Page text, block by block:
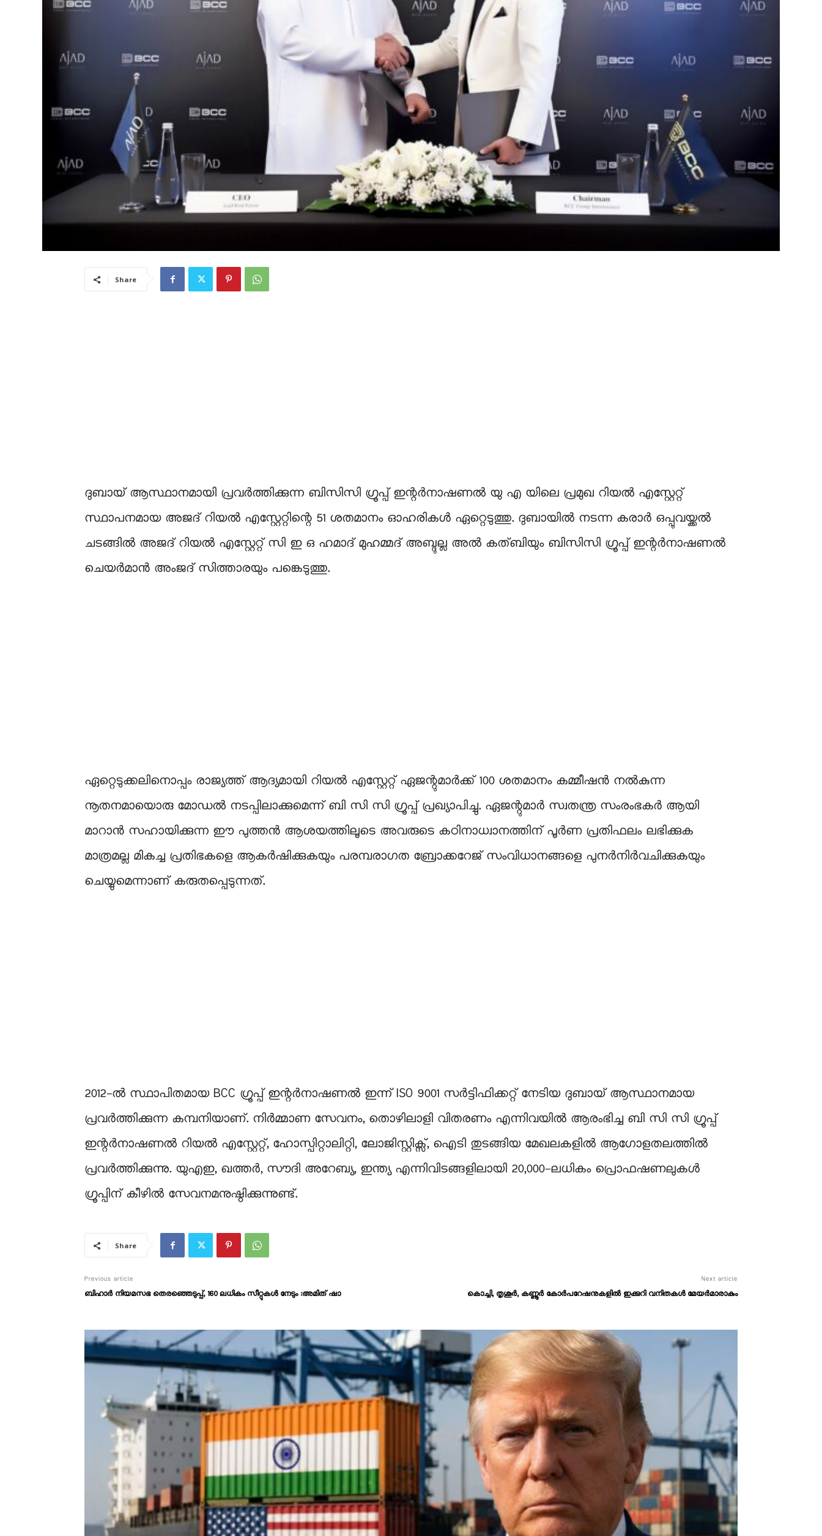
Share
ദുബായ് ആസ്ഥാനമായി പ്രവർത്തിക്കുന്ന ബിസിസി ഗ്രൂപ്പ് ഇന്റർനാഷണൽ യു എ യിലെ പ്രമുഖ റിയൽ എസ്റ്റേറ്റ്
സ്ഥാപനമായ അജദ് റിയൽ എസ്റ്റേറ്റിന്റെ 51 ശതമാനം ഓഹരികൾ ഏറ്റെടുത്തു. ദുബായിൽ നടന്ന കരാർ ഒപ്പുവയ്ക്കൽ
ചടങ്ങിൽ അജദ് റിയൽ എസ്റ്റേറ്റ് സി ഇ ഒ ഹമാദ് മുഹമ്മദ് അബ്ദുല്ല അൽ കത്ബിയും ബിസിസി ഗ്രൂപ്പ് ഇന്റർനാഷണൽ
ചെയർമാൻ അംജദ് സിത്താരയും പങ്കെടുത്തു.
ഏറ്റെടുക്കലിനൊപ്പം രാജ്യത്ത് ആദ്യമായി റിയൽ എസ്റ്റേറ്റ് ഏജന്റുമാർക്ക് 100 ശതമാനം കമ്മീഷൻ നൽകുന്ന
നൂതനമായൊരു മോഡൽ നടപ്പിലാക്കുമെന്ന് ബി സി സി ഗ്രൂപ്പ് പ്രഖ്യാപിച്ചു. ഏജന്റുമാർ സ്വതന്ത്ര സംരംഭകർ ആയി
മാറാൻ സഹായിക്കുന്ന ഈ പുത്തൻ ആശയത്തിലൂടെ അവരുടെ കഠിനാധ്വാനത്തിന് പൂർണ പ്രതിഫലം ലഭിക്കുക
മാത്രമല്ല മികച്ച പ്രതിഭകളെ ആകർഷിക്കുകയും പരമ്പരാഗത ബ്രോക്കറേജ് സംവിധാനങ്ങളെ പുനർനിർവചിക്കുകയും
ചെയ്യുമെന്നാണ് കരുതപ്പെടുന്നത്.
2012-ൽ സ്ഥാപിതമായ BCC ഗ്രൂപ്പ് ഇന്റർനാഷണൽ ഇന്ന് ISO 9001 സർട്ടിഫിക്കറ്റ് നേടിയ ദുബായ് ആസ്ഥാനമായ
പ്രവർത്തിക്കുന്ന കമ്പനിയാണ്‌. നിർമ്മാണ സേവനം, തൊഴിലാളി വിതരണം എന്നിവയിൽ ആരംഭിച്ച ബി സി സി ഗ്രൂപ്പ്
ഇന്റർനാഷണൽ റിയൽ എസ്റ്റേറ്റ്, ഹോസ്പിറ്റാലിറ്റി, ലോജിസ്റ്റിക്സ്, ഐടി തുടങ്ങിയ മേഖലകളിൽ ആഗോളതലത്തിൽ
പ്രവർത്തിക്കുന്നു. യുഎഇ, ഖത്തർ, സൗദി അറേബ്യ, ഇന്ത്യ എന്നിവിടങ്ങളിലായി 20,000-ലധികം പ്രൊഫഷണലുകൾ
ഗ്രൂപ്പിന് കീഴിൽ സേവനമനുഷ്ഠിക്കുന്നുണ്ട്.
Share
Previous article
ബിഹാര്‍ നിയമസഭ തെരഞ്ഞെടുപ്പ്, 160 ലധികം സീറ്റുകള്‍ നേടും :അമിത് ഷാ
Next article
കൊച്ചി, തൃശൂര്‍, കണ്ണൂര്‍ കോര്‍പറേഷനുകളില്‍ ഇക്കുറി വനിതകള്‍ മേയര്‍മാരാകും